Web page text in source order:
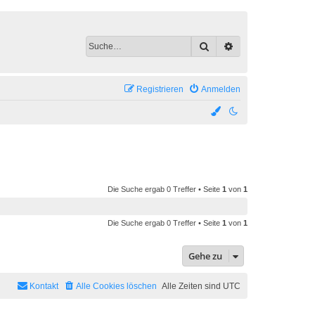
Suche
Anmelden
Registrieren
Die Suche ergab 0 Treffer • Seite 1 von 1
Die Suche ergab 0 Treffer • Seite 1 von 1
Gehe zu
Alle Zeiten sind UTC
Alle Cookies löschen
Kontakt